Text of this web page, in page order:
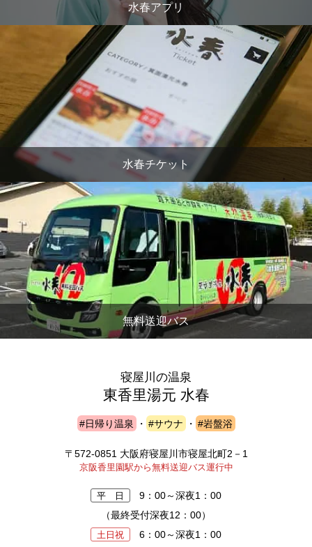
水春アプリ
水春チケット
無料送迎バス
寝屋川の温泉
東香里湯元 水春
#日帰り温泉 ・ #サウナ ・ #岩盤浴
〒572-0851 大阪府寝屋川市寝屋北町2－1
京阪香里園駅から無料送迎バス運行中
平 日
9：00～深夜1：00
（最終受付深夜12：00）
土日祝
6：00～深夜1：00